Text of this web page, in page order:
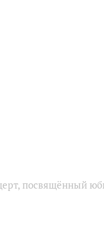
посвящённый